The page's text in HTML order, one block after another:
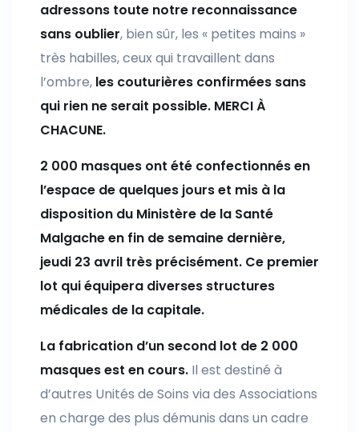
adressons toute notre reconnaissance
sans oublier, bien sûr, les « petites mains »
très habilles, ceux qui travaillent dans
l’ombre, les couturières confirmées sans
qui rien ne serait possible. MERCI À
CHACUNE.
2 000 masques ont été confectionnés en
l’espace de quelques jours et mis à la
disposition du Ministère de la Santé
Malgache en fin de semaine dernière,
jeudi 23 avril très précisément. Ce premier
lot qui équipera diverses structures
médicales de la capitale.
La fabrication d’un second lot de 2 000
masques est en cours. Il est destiné à
d’autres Unités de Soins via des Associations
en charge des plus démunis dans un cadre